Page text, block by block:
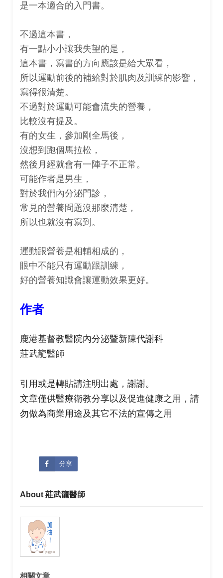
是一本適合的入門書。
不過這本書，
有一點小小讓我失望的是，
這本書，寫書的方向應該是給大眾看，
所以運動前後的補給對於肌肉及訓練的影響，
寫得很清楚。
不過對於運動可能會流失的營養，
比較沒有提及。
有的女生，參加剛全馬後，
沒想到跑個馬拉松，
然後月經就會有一陣子不正常。
可能作者是男生，
對於我們內分泌門診，
常見的營養問題沒那麼清楚，
所以也就沒有寫到。
運動跟營養是相輔相成的，
眼中不能只有運動跟訓練，
好的營養知識會讓運動效果更好。
作者
鹿港基督教醫院內分泌暨新陳代謝科
莊武龍醫師
引用或是轉貼請注明出處，謝謝。
文章僅供醫療衛教分享以及促進健康之用，請
勿做為商業用途及其它不法的宣傳之用
分享
About 莊武龍醫師
相關文章